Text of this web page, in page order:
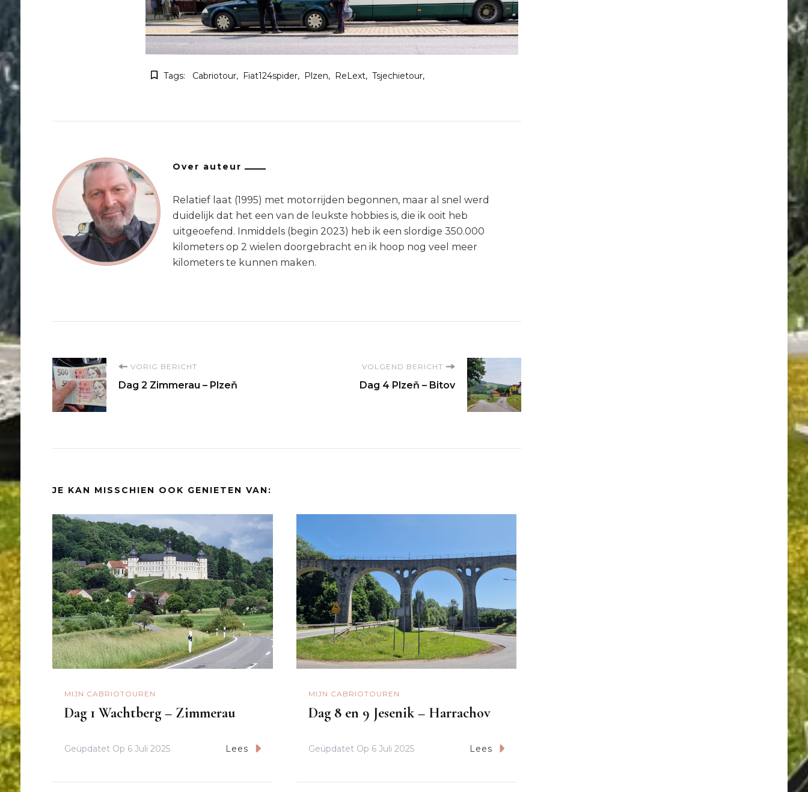
Tags: Cabriotour Fiat124spider Plzen ReLext Tsjechietour
Over auteur
Relatief laat (1995) met motorrijden begonnen, maar al snel werd
duidelijk dat het een van de leukste hobbies is, die ik ooit heb
uitgeoefend. Inmiddels (begin 2023) heb ik een slordige 350.000
kilometers op 2 wielen doorgebracht en ik hoop nog veel meer
kilometers te kunnen maken.
Bericht
navigatie
VORIG BERICHT
Dag 2 Zimmerau – Plzeň
VOLGEND BERICHT
Dag 4 Plzeň – Bitov
JE KAN MISSCHIEN OOK GENIETEN VAN:
MIJN CABRIOTOUREN
Dag 1 Wachtberg – Zimmerau
Geüpdatet Op 6 Juli 2025 Lees
MIJN CABRIOTOUREN
Dag 8 en 9 Jesenik – Harrachov
Geüpdatet Op 6 Juli 2025 Lees